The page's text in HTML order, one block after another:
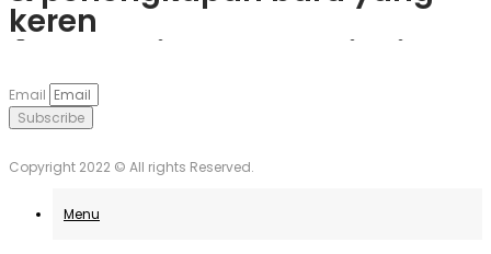
keren
Rasakan keseruan plinko slot
dan menangkan hadiah
nyata langsung dari ponsel
Mainkan 1win dan nikmati
berbagai bonus menarik dan
game populer.
Če obožujete vznemirjenje
igralnic, je
mesto. Uživajte v igrah in
muy sencillo y divertido!
Email
Subscribe
Copyright 2022 © All rights Reserved.
Menu